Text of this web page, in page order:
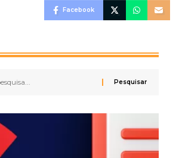
Facebook